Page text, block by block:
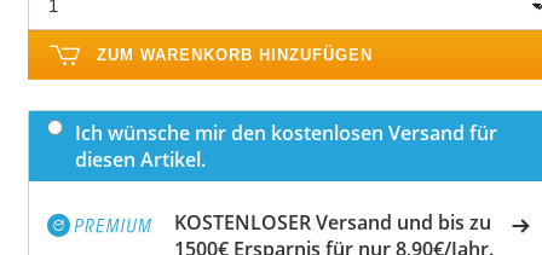
ZUM WARENKORB HINZUFÜGEN
Ich wünsche mir den kostenlosen Versand für
diesen Artikel.
KOSTENLOSER Versand und bis zu
1500€ Ersparnis für nur 8,90€/Jahr.